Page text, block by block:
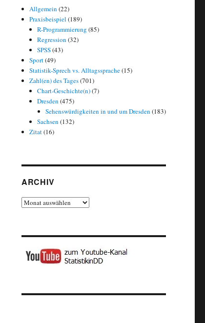
Allgemein (22)
Praxisbeispiel (189)
R-Programmierung (85)
Regression (32)
SPSS(43)
Sport(49)
Statistik-Sprech vs. Alltagssprache(15)
Zahl(en) des Tages(701)
Chart-Geschichte(n)(7)
Dresden (475)
Sehenswürdigkeiten in und um Dresden (183)
Sachsen (132)
Zitat(16)
ARCHIV
Archiv